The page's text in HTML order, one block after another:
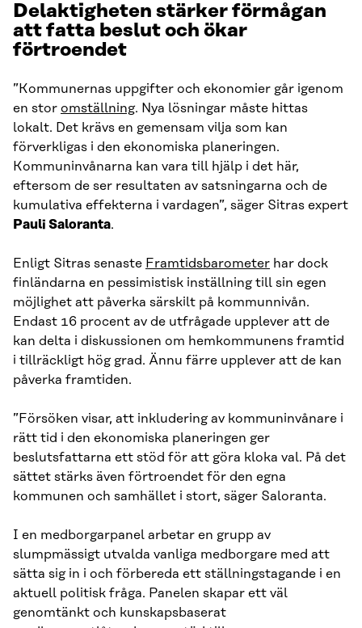
Delaktigheten stärker förmågan
att fatta beslut och ökar
förtroendet
”Kommunernas uppgifter och ekonomier går igenom
en stor omställning. Nya lösningar måste hittas
lokalt. Det krävs en gemensam vilja som kan
förverkligas i den ekonomiska planeringen.
Kommuninvånarna kan vara till hjälp i det här,
eftersom de ser resultaten av satsningarna och de
kumulativa effekterna i vardagen”, säger Sitras expert
Pauli Saloranta.
Enligt Sitras senaste Framtidsbarometer har dock
finländarna en pessimistisk inställning till sin egen
möjlighet att påverka särskilt på kommunnivån.
Endast 16 procent av de utfrågade upplever att de
kan delta i diskussionen om hemkommunens framtid
i tillräckligt hög grad. Ännu färre upplever att de kan
påverka framtiden.
”Försöken visar, att inkludering av kommuninvånare i
rätt tid i den ekonomiska planeringen ger
beslutsfattarna ett stöd för att göra kloka val. På det
sättet stärks även förtroendet för den egna
kommunen och samhället i stort, säger Saloranta.
I en medborgarpanel arbetar en grupp av
slumpmässigt utvalda vanliga medborgare med att
sätta sig in i och förbereda ett ställningstagande i en
aktuell politisk fråga. Panelen skapar ett väl
genomtänkt och kunskapsbaserat